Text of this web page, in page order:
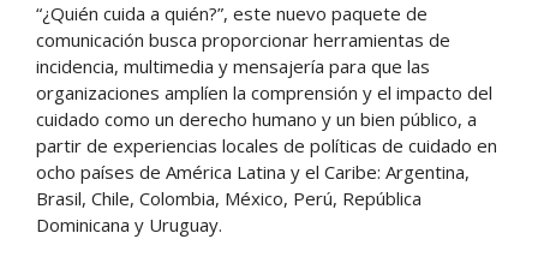
“¿Quién cuida a quién?”, este nuevo paquete de
comunicación busca proporcionar herramientas de
incidencia, multimedia y mensajería para que las
organizaciones amplíen la comprensión y el impacto del
cuidado como un derecho humano y un bien público, a
partir de experiencias locales de políticas de cuidado en
ocho países de América Latina y el Caribe: Argentina,
Brasil, Chile, Colombia, México, Perú, República
Dominicana y Uruguay.